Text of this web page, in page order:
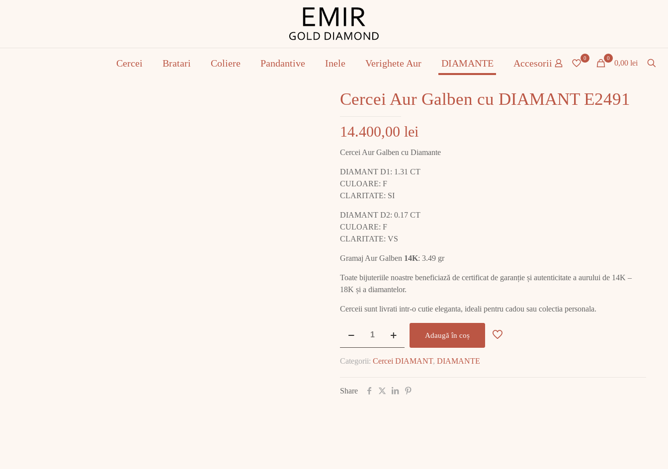
Cercei Bratari Coliere Pandantive Inele Verighete Aur DIAMANTE Accesorii 0 0
0,00 lei
Cercei Aur Galben cu DIAMANT E2491
14.400,00 lei
Cercei Aur Galben cu Diamante
DIAMANT D1: 1.31 CT
CULOARE: F
CLARITATE: SI
DIAMANT D2: 0.17 CT
CULOARE: F
CLARITATE: VS
Gramaj Aur Galben 14K: 3.49 gr
Toate bijuteriile noastre beneficiază de certificat de garanție și autenticitate a aurului de 14K –
18K și a diamantelor.
Cerceii sunt livrati intr-o cutie eleganta, ideali pentru cadou sau colectia personala.
Galben
DIAMANT
Adaugă în coș
Categorii: Cercei DIAMANT, DIAMANTE
Share